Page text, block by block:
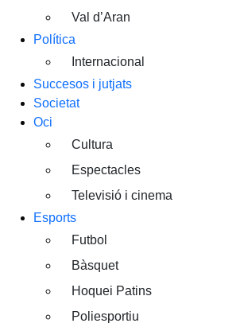
Val d’Aran
Política
Internacional
Succesos i jutjats
Societat
Oci
Cultura
Espectacles
Televisió i cinema
Esports
Futbol
Bàsquet
Hoquei Patins
Poliesportiu